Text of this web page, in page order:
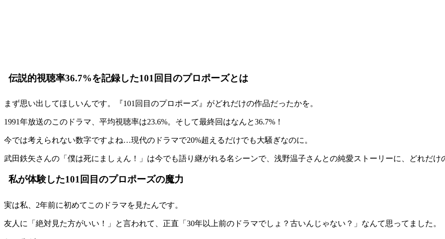
伝説的視聴率36.7%を記録した101回目のプロポーズとは
まず思い出してほしいんです。『101回目のプロポーズ』がどれだけの作品だったかを。
1991年放送のこのドラマ、平均視聴率は23.6%。そして最終回はなんと36.7%！
今では考えられない数字ですよね…現代のドラマで20%超えるだけでも大騒ぎなのに。
武田鉄矢さんの「僕は死にましぇん！」は今でも語り継がれる名シーンで、浅野温子さんとの純愛ストーリーに、どれだけ
私が体験した101回目のプロポーズの魔力
実は私、2年前に初めてこのドラマを見たんです。
友人に「絶対見た方がいい！」と言われて、正直「30年以上前のドラマでしょ？古いんじゃない？」なんて思ってました。